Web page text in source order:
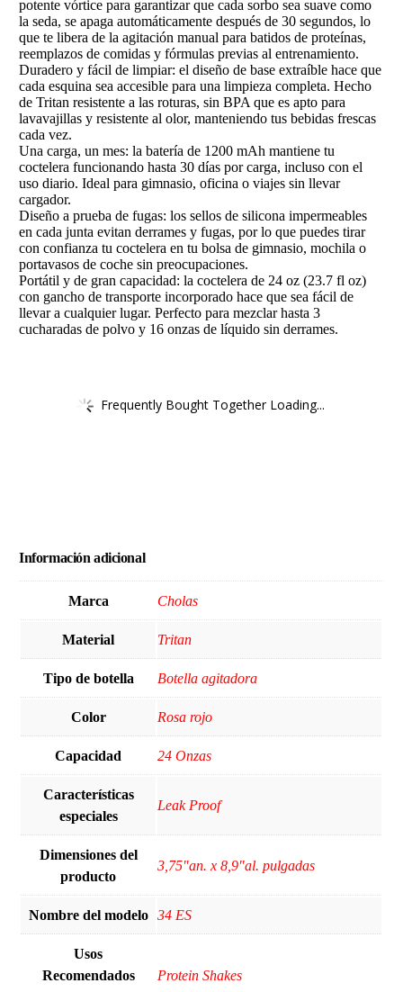
potente vórtice para garantizar que cada sorbo sea suave como
la seda, se apaga automáticamente después de 30 segundos, lo
que te libera de la agitación manual para batidos de proteínas,
reemplazos de comidas y fórmulas previas al entrenamiento.
Duradero y fácil de limpiar: el diseño de base extraíble hace que
cada esquina sea accesible para una limpieza completa. Hecho
de Tritan resistente a las roturas, sin BPA que es apto para
lavavajillas y resistente al olor, manteniendo tus bebidas frescas
cada vez.
Una carga, un mes: la batería de 1200 mAh mantiene tu
coctelera funcionando hasta 30 días por carga, incluso con el
uso diario. Ideal para gimnasio, oficina o viajes sin llevar
cargador.
Diseño a prueba de fugas: los sellos de silicona impermeables
en cada junta evitan derrames y fugas, por lo que puedes tirar
con confianza tu coctelera en tu bolsa de gimnasio, mochila o
portavasos de coche sin preocupaciones.
Portátil y de gran capacidad: la coctelera de 24 oz (23.7 fl oz)
con gancho de transporte incorporado hace que sea fácil de
llevar a cualquier lugar. Perfecto para mezclar hasta 3
cucharadas de polvo y 16 onzas de líquido sin derrames.
Frequently Bought Together Loading...
Información adicional
Marca ‎Cholas
Material ‎Tritan
Tipo de botella ‎Botella agitadora
Color ‎Rosa rojo
Capacidad ‎24 Onzas
Características
especiales
‎Leak Proof
Dimensiones del
producto
‎3,75"an. x 8,9"al. pulgadas
Nombre del modelo ‎34 ES
Usos
Recomendados
‎Protein Shakes